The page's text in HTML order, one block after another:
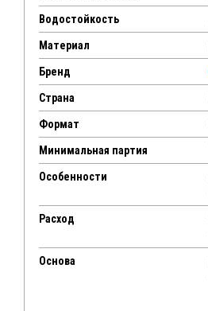
Водостойкость
Материал
Бренд
Страна
Формат
Минимальная партия
Особенности
Расход
Основа